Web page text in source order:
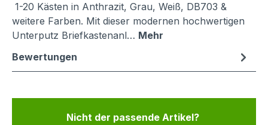
1-20 Kästen in Anthrazit, Grau, Weiß, DB703 &
weitere Farben. Mit dieser modernen hochwertigen
Unterputz Briefkastenanl… Mehr
Bewertungen
Nicht der passende Artikel?